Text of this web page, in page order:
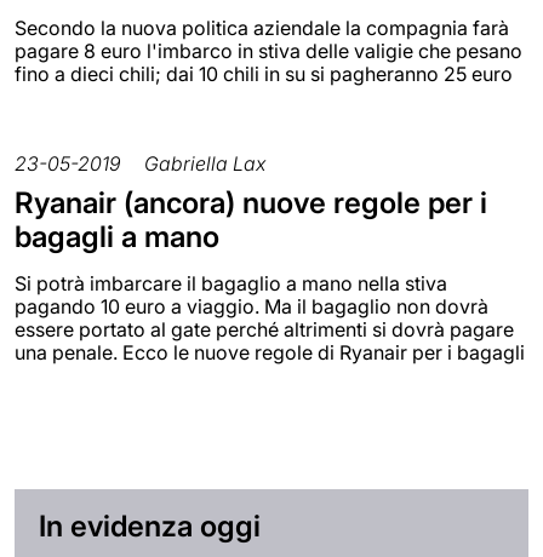
Secondo la nuova politica aziendale la compagnia farà
pagare 8 euro l'imbarco in stiva delle valigie che pesano
fino a dieci chili; dai 10 chili in su si pagheranno 25 euro
23-05-2019 Gabriella Lax
Ryanair (ancora) nuove regole per i
bagagli a mano
Si potrà imbarcare il bagaglio a mano nella stiva
pagando 10 euro a viaggio. Ma il bagaglio non dovrà
essere portato al gate perché altrimenti si dovrà pagare
una penale. Ecco le nuove regole di Ryanair per i bagagli
In evidenza oggi